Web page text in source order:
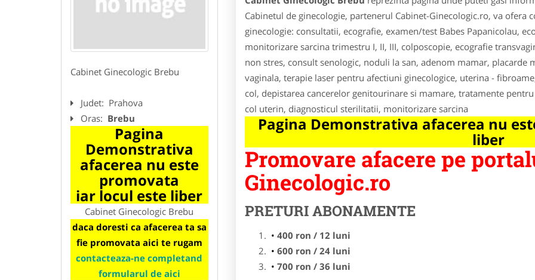
Cabinet Ginecologic Brebu
Judet: Prahova
Oras: Brebu
Pagina
Demonstrativa
afacerea nu este
promovata
iar locul este liber
Cabinet Ginecologic Brebu
daca doresti ca afacerea ta sa
fie promovata aici te rugam
contacteaza-ne completand
formularul de aici
Cabinetul de ginecologie, partenerul Cabinet-Ginecologic.ro, va ofera
ginecologie: consultatii, ecografie, examen/test Babes Papanicolau,
monitorizare sarcina trimestru I, II, III, colposcopie, ecografie
non stres, consult senologic, noduli la san, adenom mamar, placarde
vaginala, terapie laser pentru afectiuni ginecologice, uterina -
col, depistarea cancerelor genitourinare si mamare, tratamente
col uterin, diagnosticul sterilitatii, monitorizare sarcina
Pagina Demonstrativa afacerea nu
liber
Promovare afacere pe
Ginecologic.ro
PRETURI ABONAMENTE
400 ron / 12 luni
600 ron / 24 luni
700 ron / 36 luni